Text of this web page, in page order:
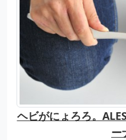
ヘビがにょろろ。
ー